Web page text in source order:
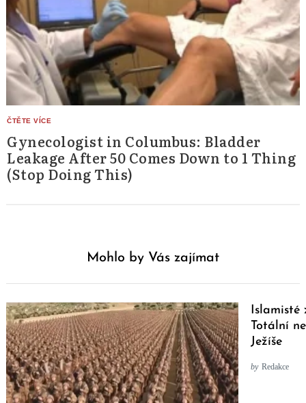
Gynecologist in Columbus: Bladder
Leakage After 50 Comes Down to 1 Thing
(Stop Doing This)
Mohlo by Vás zajímat
Islamisté
Totální
Ježíše
by Redakce